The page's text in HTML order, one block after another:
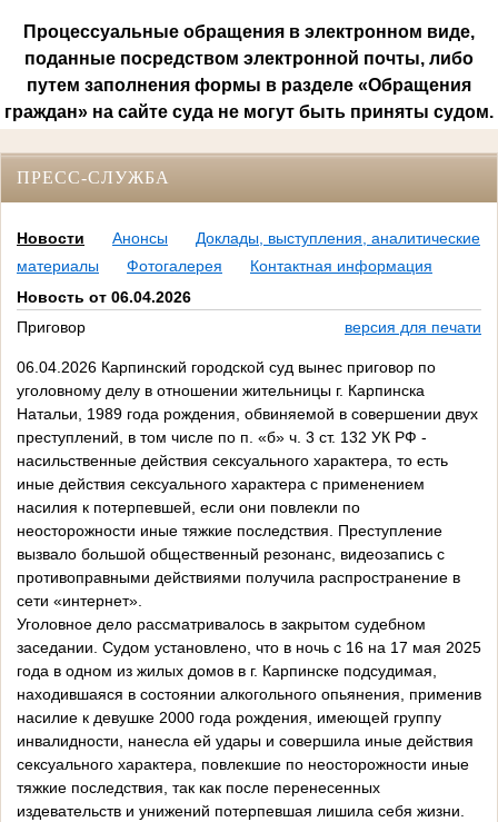
Процессуальные обращения в электронном виде,
поданные посредством электронной почты, либо
путем заполнения формы в разделе «Обращения
граждан» на сайте суда не могут быть приняты судом.
ПРЕСС-СЛУЖБА
Новости Анонсы
Доклады, выступления, аналитические
материалы
Фотогалерея
Контактная информация
Новость от 06.04.2026
Приговор
версия для печати
06.04.2026 Карпинский городской суд вынес приговор по
уголовному делу в отношении жительницы г. Карпинска
Натальи, 1989 года рождения, обвиняемой в совершении двух
преступлений, в том числе по п. «б» ч. 3 ст. 132 УК РФ -
насильственные действия сексуального характера, то есть
иные действия сексуального характера с применением
насилия к потерпевшей, если они повлекли по
неосторожности иные тяжкие последствия. Преступление
вызвало большой общественный резонанс, видеозапись с
противоправными действиями получила распространение в
сети «интернет».
Уголовное дело рассматривалось в закрытом судебном
заседании. Судом установлено, что в ночь с 16 на 17 мая 2025
года в одном из жилых домов в г. Карпинске подсудимая,
находившаяся в состоянии алкогольного опьянения, применив
насилие к девушке 2000 года рождения, имеющей группу
инвалидности, нанесла ей удары и совершила иные действия
сексуального характера, повлекшие по неосторожности иные
тяжкие последствия, так как после перенесенных
издевательств и унижений потерпевшая лишила себя жизни.